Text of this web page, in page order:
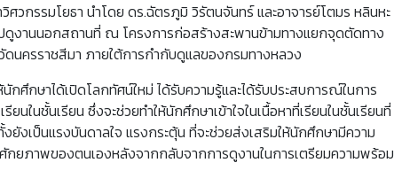
วกรรมโยธา นำโดย ดร.ฉัตรภูมิ วิรัตนจันทร์ และอาจารย์โตมร หลินหะ
ดูงานนอกสถานที่ ณ โครงการก่อสร้างสะพานข้ามทางแยกจุดตัดทาง
นครราชสีมา ภายใต้การกำกับดูแลของกรมทางหลวง
ศึกษาได้เปิดโลกทัศน์ใหม่ ได้รับความรู้และได้รับประสบการณ์ในการ
นในชั้นเรียน ซึ่งจะช่วยทำให้นักศึกษาเข้าใจในเนื้อหาที่เรียนในชั้นเรียนที่
งเป็นแรงบันดาลใจ แรงกระตุ้น ที่จะช่วยส่งเสริมให้นักศึกษามีความ
ยภาพของตนเองหลังจากกลับจากการดูงานในการเตรียมความพร้อม